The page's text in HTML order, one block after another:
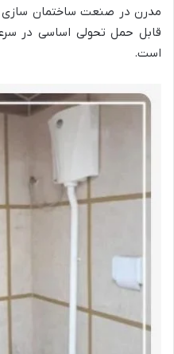
مدرن در صنعت ساختمان سازی
قابل حمل تحولی اساسی در
است.